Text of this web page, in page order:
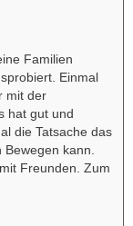
Familien
Einmal
mit der
hat gut und
die Tatsache das
kann.
Freunden. Zum